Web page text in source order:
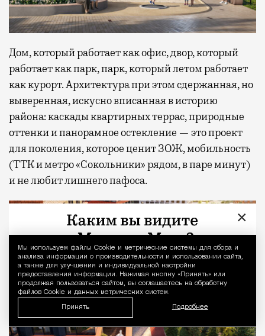
Уведомление
Мы используем файлы Сookie и метрические системы для сбора и
анализа информации о производительности и использовании сайта,
а также для улучшения и индивидуальной настройки
предоставления информации. Нажимая кнопку «Принять» или
продолжая пользоваться сайтом, вы соглашаетесь на обработку
файлов Cookie и данных метрических систем.
Принять Подробнее
Дом, который работает как офис, двор, который
работает как парк, парк, который летом работает
как курорт. Архитектура при этом сдержанная, но
выверенная, искусно вписанная в историю
района: каскады квартирных террас, природные
оттенки и панорамное остекление — это проект
для поколения, которое ценит ЗОЖ, мобильность
(ТТК и метро «Сокольники» рядом, в паре минут)
и не любит лишнего пафоса.
×